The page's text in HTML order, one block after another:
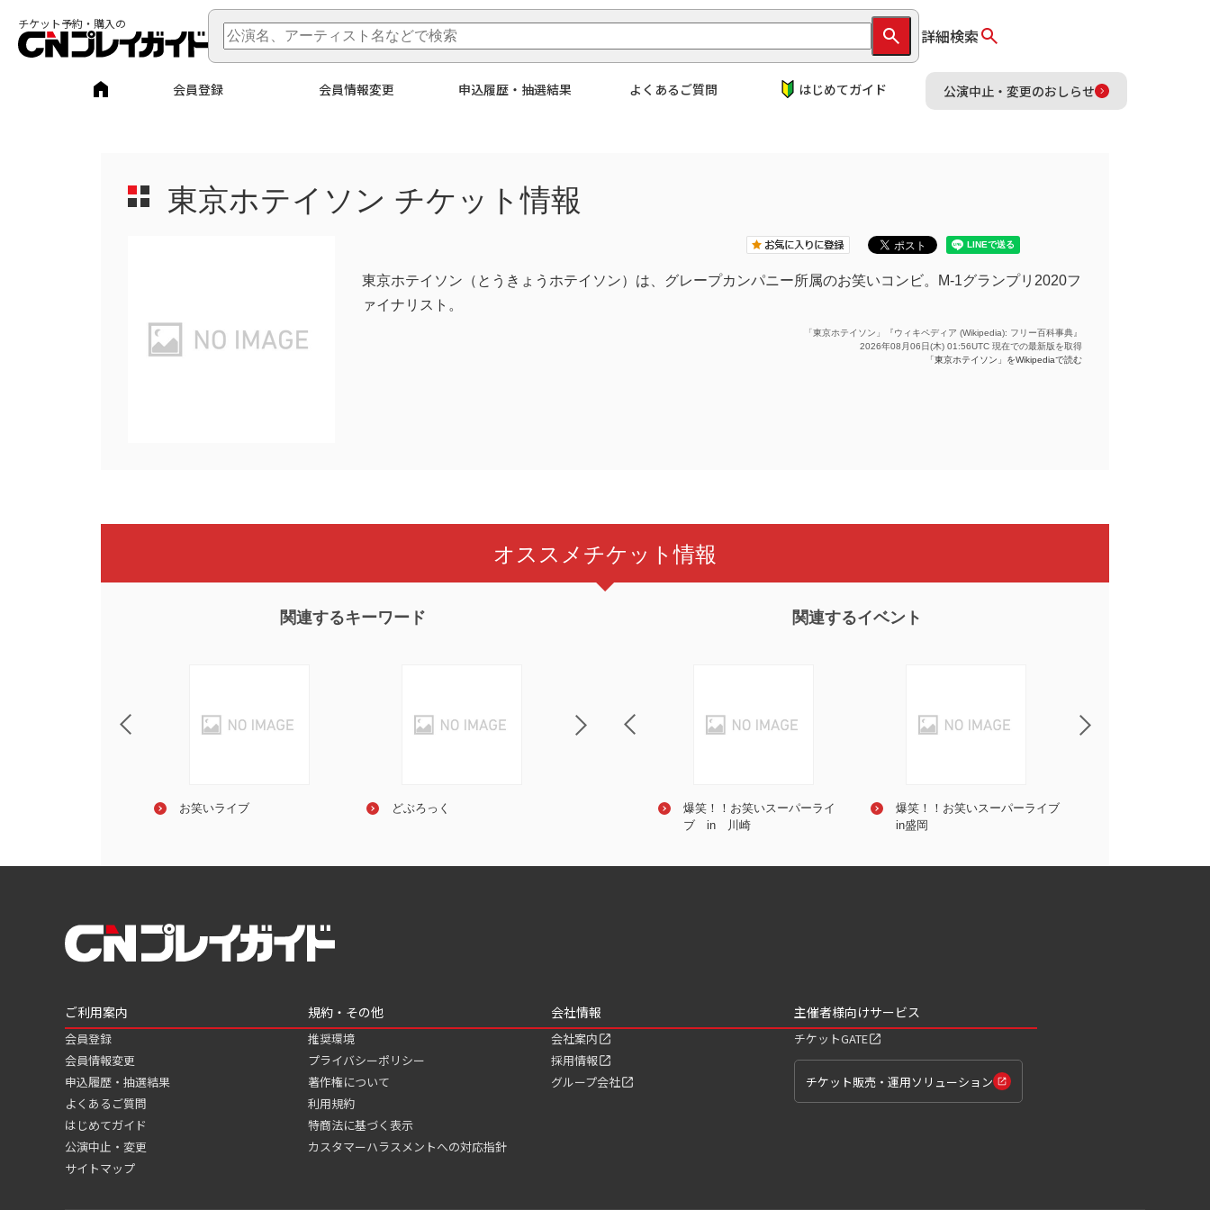
チケット予約・購入の
詳細検索
会員登録 会員情報変更 申込履歴・抽選結果 よくあるご質問 はじめてガイド 公演中止・変更のおしらせ
東京ホテイソン チケット情報
東京ホテイソン（とうきょうホテイソン）は、グレープカンパニー所属のお笑いコンビ。M-1グランプリ2020フ
ァイナリスト。
「東京ホテイソン」『ウィキペディア (Wikipedia): フリー百科事典』
2026年08月06日(木) 01:56UTC 現在での最新版を取得
「東京ホテイソン」をWikipediaで読む
オススメチケット情報
関連するキーワード
お笑いライブ どぶろっく 吉住 (お笑い芸人) 真空ジェシカ
関連するイベント
爆笑！！お笑いスーパーライ
ブ in 川崎
爆笑！！お笑いスーパーライブ
in盛岡
ご利用案内
会員登録
会員情報変更
申込履歴・抽選結果
よくあるご質問
はじめてガイド
公演中止・変更
サイトマップ
規約・その他
推奨環境
プライバシーポリシー
著作権について
利用規約
特商法に基づく表示
カスタマーハラスメントへの対応指針
会社情報
会社案内
採用情報
グループ会社
主催者様向けサービス
チケットGATE
チケット販売・運用ソリューション